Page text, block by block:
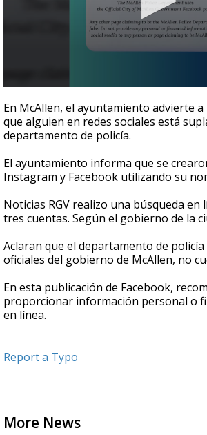
seconds
of
42
seconds
En McAllen, el ayuntamiento advierte a
que alguien en redes sociales está
departamento de policía.
El ayuntamiento informa que se
Instagram y Facebook utilizando su
Noticias RGV realizo una búsqueda en
tres cuentas. Según el gobierno de la
Aclaran que el departamento de
oficiales del gobierno de McAllen, no
En esta publicación de Facebook,
proporcionar información personal o
en línea.
Report a Typo
More News